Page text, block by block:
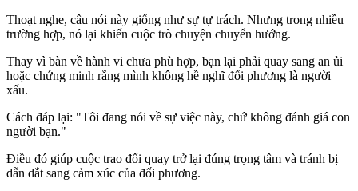
Thoạt nghe, câu nói này giống như sự tự trách. Nhưng trong nhiều
trường hợp, nó lại khiến cuộc trò chuyện chuyển hướng.
Thay vì bàn về hành vi chưa phù hợp, bạn lại phải quay sang an ủi
hoặc chứng minh rằng mình không hề nghĩ đối phương là người
xấu.
Cách đáp lại: "Tôi đang nói về sự việc này, chứ không đánh giá con
người bạn."
Điều đó giúp cuộc trao đổi quay trở lại đúng trọng tâm và tránh bị
dẫn dắt sang cảm xúc của đối phương.